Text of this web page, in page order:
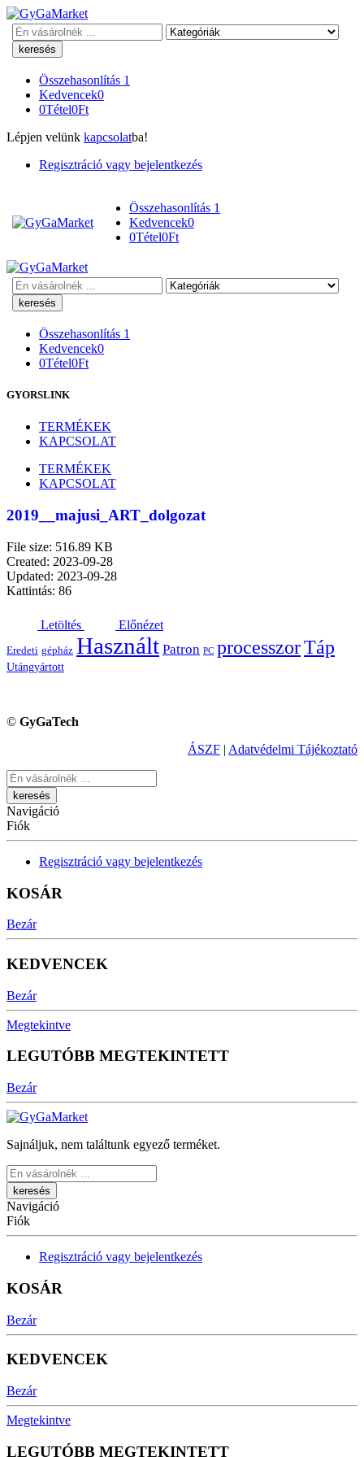
Keresés
Összehasonlítás 1
Kedvencek0
0Tétel0Ft
Lépjen velünk kapcsolatba!
Regisztráció vagy bejelentkezés
Összehasonlítás 1
Kedvencek0
0Tétel0Ft
Keresés
Összehasonlítás 1
Kedvencek0
0Tétel0Ft
GYORSLINK
TERMÉKEK
KAPCSOLAT
TERMÉKEK
KAPCSOLAT
2019__majusi_ART_dolgozat
File size: 516.89 KB
Created: 2023-09-28
Updated: 2023-09-28
Kattintás: 86
Letöltés Előnézet
Eredeti gépház Használt Patron PC processzorTáp
Utángyártott
© GyGaTech
ÁSZF | Adatvédelmi Tájékoztató
Keresés
Navigáció
Fiók
Regisztráció vagy bejelentkezés
KOSÁR
Bezár
KEDVENCEK
Bezár
Megtekintve
LEGUTÓBB MEGTEKINTETT
Bezár
Sajnáljuk, nem találtunk egyező terméket.
Keresés
Navigáció
Fiók
Regisztráció vagy bejelentkezés
KOSÁR
Bezár
KEDVENCEK
Bezár
Megtekintve
LEGUTÓBB MEGTEKINTETT